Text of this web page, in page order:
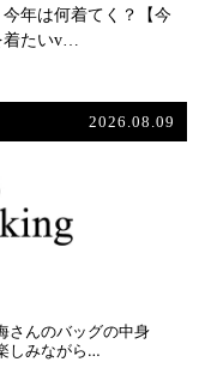
年は何着てく？【今
着たいv…
2026.08.09
さんのバッグの中身
しみながら…